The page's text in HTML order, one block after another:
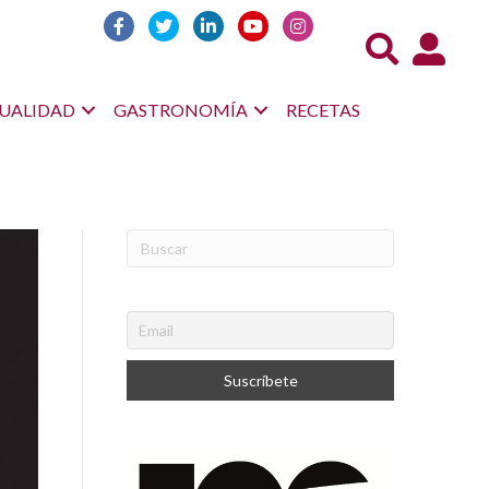
Acceso
GASTRONOMÍA RECETAS